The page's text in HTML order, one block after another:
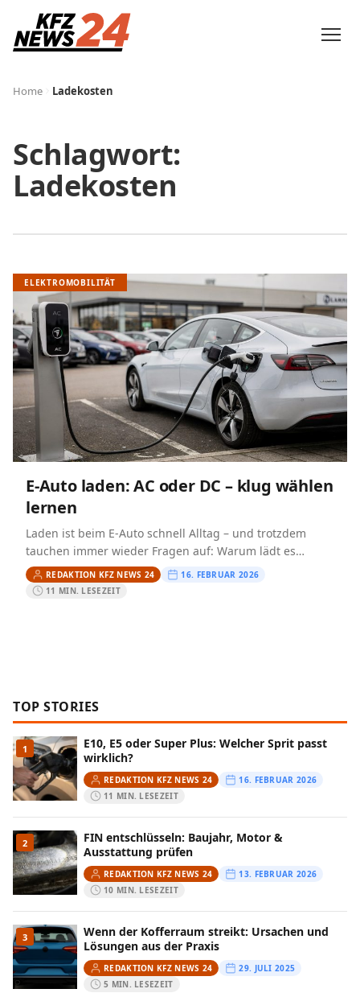
Home Ladekosten
Schlagwort:
Ladekosten
ELEKTROMOBILITÄT
E-Auto laden: AC oder DC – klug wählen
lernen
Laden ist beim E-Auto schnell Alltag – und trotzdem
tauchen immer wieder Fragen auf: Warum lädt es
zuhause anders als an der Autobahn? Was bedeutet…
REDAKTION KFZ NEWS 24
16. FEBRUAR 2026
11 MIN. LESEZEIT
TOP STORIES
1
E10, E5 oder Super Plus: Welcher Sprit passt
wirklich?
REDAKTION KFZ NEWS 24
16. FEBRUAR 2026
11 MIN. LESEZEIT
2
FIN entschlüsseln: Baujahr, Motor &
Ausstattung prüfen
REDAKTION KFZ NEWS 24
13. FEBRUAR 2026
10 MIN. LESEZEIT
3
Wenn der Kofferraum streikt: Ursachen und
Lösungen aus der Praxis
REDAKTION KFZ NEWS 24
29. JULI 2025
5 MIN. LESEZEIT